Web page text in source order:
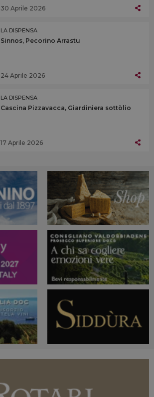
30 Aprile 2026
LA DISPENSA
Sinnos, Pecorino Arrastu
24 Aprile 2026
LA DISPENSA
Cascina Pizzavacca, Giardiniera sottòlio
17 Aprile 2026